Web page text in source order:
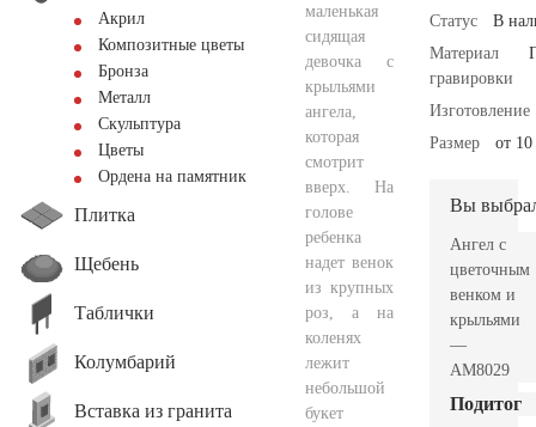
Акрил
Композитные цветы
Бронза
Металл
Скульптура
Цветы
Ордена на памятник
Плитка
Щебень
Таблички
Колумбарий
Вставка из гранита
маленькая
сидящая
девочка с
крыльями
ангела,
которая
смотрит
вверх. На
голове
ребенка
надет венок
из крупных
роз, а на
коленях
лежит
небольшой
букет
Статус
В
Материал
гравировки
Изготовление
Размер
от
Вы
Ангел с
цветочным
венком и
крыльями
—
AM8029
Подитог